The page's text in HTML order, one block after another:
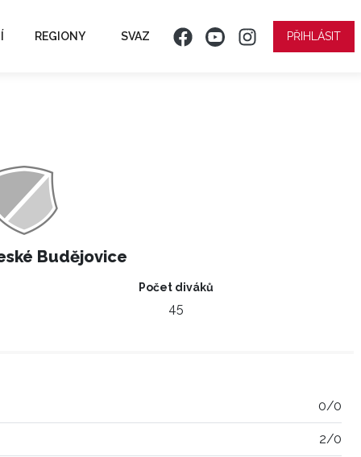
REGIONY SVAZ PŘIHLÁSIT
Budějovice
Počet diváků
45
0/0
2/0